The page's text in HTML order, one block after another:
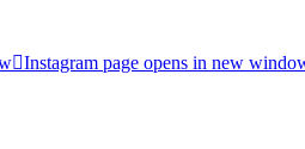
Instagram page opens in new